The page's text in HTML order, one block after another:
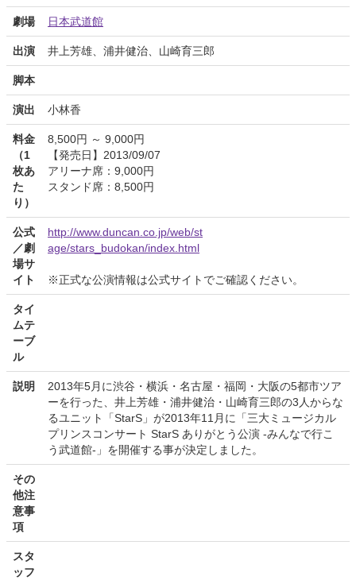
劇場 日本武道館
出演 井上芳雄、浦井健治、山崎育三郎
脚本
演出 小林香
料金
（1
枚あ
た
り）
8,500円 ～ 9,000円
【発売日】2013/09/07
アリーナ席：9,000円
スタンド席：8,500円
公式
／劇
場サ
イト
http://www.duncan.co.jp/web/st
age/stars_budokan/index.html
※正式な公演情報は公式サイトでご確認ください。
タイ
ムテ
ーブ
ル
説明
2013年5月に渋谷・横浜・名古屋・福岡・大阪の5都市ツア
ーを行った、井上芳雄・浦井健治・山崎育三郎の3人からな
るユニット「StarS」が2013年11月に「三大ミュージカル
プリンスコンサート StarS ありがとう公演 -みんなで行こ
う武道館-」を開催する事が決定しました。
その
他注
意事
項
スタ
ッフ